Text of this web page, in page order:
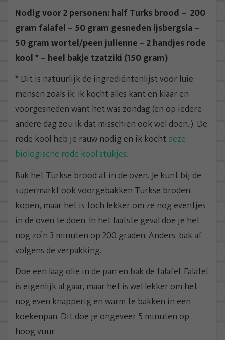
Nodig voor 2 personen: half Turks brood – 200
gram falafel – 50 gram gesneden ijsbergsla –
50 gram wortel/peen julienne – 2 handjes rode
kool * – heel bakje tzatziki (150 gram)
* Dit is natuurlijk de ingrediëntenlijst voor luie
mensen zoals ik. Ik kocht alles kant en klaar en
voorgesneden want het was zondag (en op iedere
andere dag zou ik dat misschien ook wel doen..). De
rode kool heb je rauw nodig en ik kocht deze
biologische rode kool stukjes.
Bak het Turkse brood af in de oven. Je kunt bij de
supermarkt ook voorgebakken Turkse broden
kopen, maar het is toch lekker om ze nog eventjes
in de oven te doen. In het laatste geval doe je het
nog zo’n 3 minuten op 200 graden. Anders: bak af
volgens de verpakking.
Doe een laag olie in de pan en bak de falafel. Falafel
is eigenlijk al gaar, maar het is wel lekker om het
nog even knapperig en warm te bakken in een
koekenpan. Dit doe je ongeveer 5 minuten op
hoog vuur.